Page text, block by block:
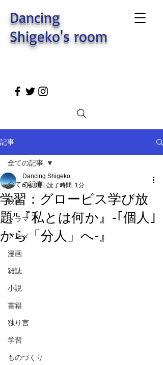
Dancing
Shigeko's room
記事
全ての記事
映画
ドラマ
アニメ
漫画
雑誌
小説
書籍
独り言
学習
ものづくり
全ての記事
学習：グロービス学び放
題"『私とは何か』-｢個人｣
から「分人」へ-』
Dancing Shigeko
5月30日 読了時間: 1分